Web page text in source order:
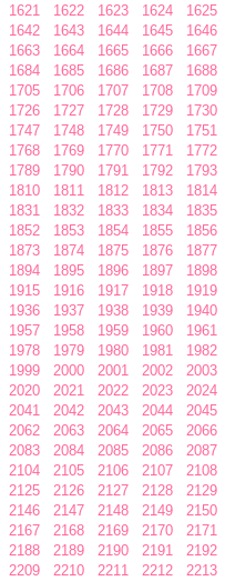
1621 1622 1623 1624 1625
1642 1643 1644 1645 1646
1663 1664 1665 1666 1667
1684 1685 1686 1687 1688
1705 1706 1707 1708 1709
1726 1727 1728 1729 1730
1747 1748 1749 1750 1751
1768 1769 1770 1771 1772
1789 1790 1791 1792 1793
1810 1811 1812 1813 1814
1831 1832 1833 1834 1835
1852 1853 1854 1855 1856
1873 1874 1875 1876 1877
1894 1895 1896 1897 1898
1915 1916 1917 1918 1919
1936 1937 1938 1939 1940
1957 1958 1959 1960 1961
1978 1979 1980 1981 1982
1999 2000 2001 2002 2003
2020 2021 2022 2023 2024
2041 2042 2043 2044 2045
2062 2063 2064 2065 2066
2083 2084 2085 2086 2087
2104 2105 2106 2107 2108
2125 2126 2127 2128 2129
2146 2147 2148 2149 2150
2167 2168 2169 2170 2171
2188 2189 2190 2191 2192
2209 2210 2211 2212 2213